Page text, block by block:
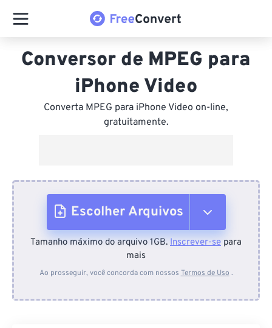
Conversor de MPEG para
iPhone Video
Converta MPEG para iPhone Video on-line,
gratuitamente.
Escolher Arquivos
Do dispositivo
Tamanho máximo do arquivo 1GB. Inscrever-se para
mais
Ao prosseguir, você concorda com nossos Termos de Uso .